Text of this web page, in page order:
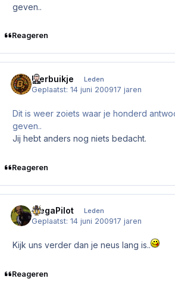
geven..
Reageren
Bierbuikje Leden
Geplaatst:14 juni 200917 jaren
Dit is weer zoiets waar je honderd
geven..
Jij hebt anders nog niets bedacht.
Reageren
MegaPilot Leden
Geplaatst:14 juni 200917 jaren
Kijk uns verder dan je neus lang is..
Reageren